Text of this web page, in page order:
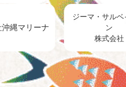
縄マリーナ
ジーマ・サルベ
ン
株式会社